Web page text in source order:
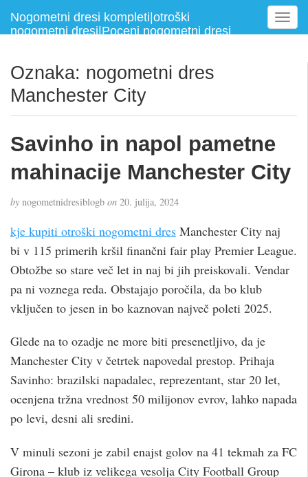
Nogometni dresi kompleti|otroški
nogometni dresi|Poceni nogometni dresi
T
o
g
a
Oznaka: nogometni dres
Manchester City
Savinho in napol pametne
mahinacije Manchester City
by nogometnidresiblogb on 20. julija, 2024
kje kupiti otroški nogometni dres Manchester City naj
bi v 115 primerih kršil finančni fair play Premier League.
Obtožbe so stare več let in naj bi jih preiskovali. Vendar
pa ni voznega reda. Obstajajo poročila, da bo klub
vključen to jesen in bo kaznovan največ poleti 2025.
Glede na to ozadje ne more biti presenetljivo, da je
Manchester City v četrtek napovedal prestop. Prihaja
Savinho: brazilski napadalec, reprezentant, star 20 let,
ocenjena tržna vrednost 50 milijonov evrov, lahko napada
po levi, desni ali sredini.
V minuli sezoni je zabil enajst golov na 41 tekmah za FC
Girona – klub iz velikega vesolja City Football Group